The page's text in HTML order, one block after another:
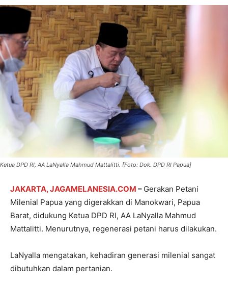
Ketua DPD RI, AA LaNyalla Mahmud Mattalitti. [Foto: Dok. DPD RI Papua]
JAKARTA, JAGAMELANESIA.COM – Gerakan Petani
Milenial Papua yang digerakkan di Manokwari, Papua
Barat, didukung Ketua DPD RI, AA LaNyalla Mahmud
Mattalitti. Menurutnya, regenerasi petani harus dilakukan.
LaNyalla mengatakan, kehadiran generasi milenial sangat
dibutuhkan dalam pertanian.